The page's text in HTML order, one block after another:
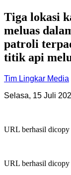
Tiga lokasi
meluas
patroli
titik api
Tim Lingkar Media
Selasa, 15 Juli
URL berhasil dicopy
URL berhasil dicopy